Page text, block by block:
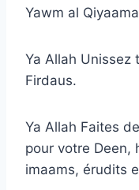
Yawm al
Ya Allah Unissez
Firdaus.
Ya Allah Faites
pour votre Deen,
imaams, érudits